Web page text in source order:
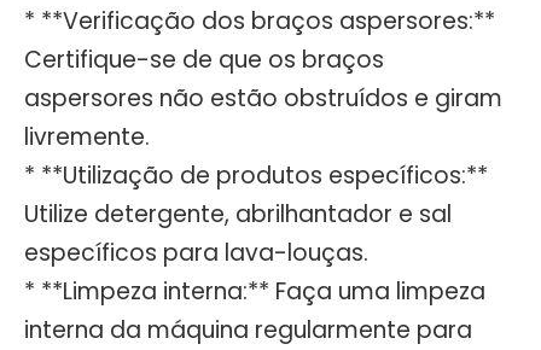
* **Verificação dos braços aspersores:**
Certifique-se de que os braços
aspersores não estão obstruídos e giram
livremente.
* **Utilização de produtos específicos:**
Utilize detergente, abrilhantador e sal
específicos para lava-louças.
* **Limpeza interna:** Faça uma limpeza
interna da máquina regularmente para